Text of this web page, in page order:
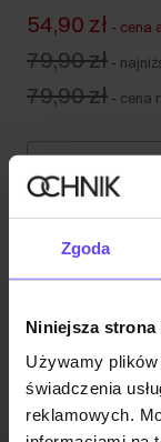
Zgoda
Niniejsza
Używamy plików
świadczenia
reklamowych.
54,90 zł - cena
79,90 zł -
79,90 zł - cena
Nasza
Opis produktu
Opinie